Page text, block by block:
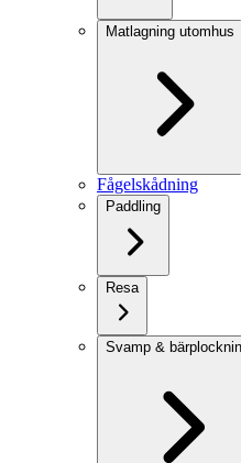
Matlagning utomhus
Fågelskådning
Paddling
Resa
Svamp &